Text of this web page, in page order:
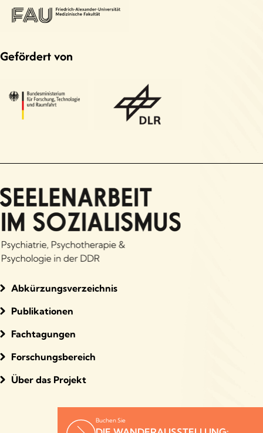
Gefördert von
Abkürzungsverzeichnis
Publikationen
Fachtagungen
Forschungsbereich
Über das Projekt
Buchen Sie